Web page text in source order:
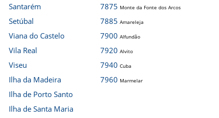
Santarém
Setúbal
Viana do Castelo
Vila Real
Viseu
Ilha da Madeira
Ilha de Porto Santo
Ilha de Santa Maria
7875 Monte da Fonte dos Arcos
7885 Amareleja
7900 Alfundão
7920 Alvito
7940 Cuba
7960 Marmelar